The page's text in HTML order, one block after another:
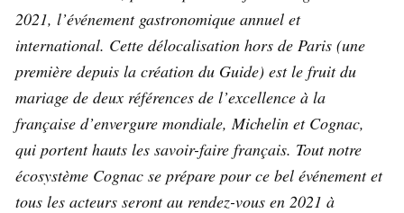
2021, l’événement gastronomique annuel et
international. Cette délocalisation hors de Paris (une
première depuis la création du Guide) est le fruit du
mariage de deux références de l’excellence à la
française d’envergure mondiale, Michelin et Cognac,
qui portent hauts les savoir-faire français. Tout notre
écosystème Cognac se prépare pour ce bel événement et
tous les acteurs seront au rendez-vous en 2021 à